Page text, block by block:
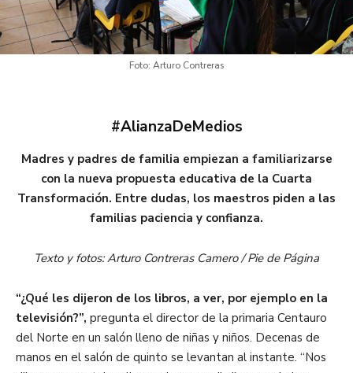
Foto: Arturo Contreras
#AlianzaDeMedios
Madres y padres de familia empiezan a familiarizarse
con la nueva propuesta educativa de la Cuarta
Transformación. Entre dudas, los maestros piden a las
familias paciencia y confianza.
Texto y fotos: Arturo Contreras Camero / Pie de Página
“¿Qué les dijeron de los libros, a ver, por ejemplo en la
televisión?”, pregunta el director de la primaria Centauro
del Norte en un salón lleno de niñas y niños. Decenas de
manos en el salón de quinto se levantan al instante. “Nos